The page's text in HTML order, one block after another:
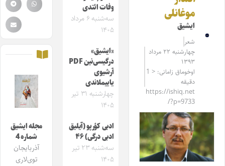
موغانلی
ایشیق
شعر
چهارشنبه ۲۲ مرداد
۱۳۹۳
اوخوماق زامانی: < 1
دقیقه
https://ishiq.net
/?p=9733
وفات ائتدی
سه‌شنبه ۶ مرداد
۱۴۰۵
«ایشیق»
درگیسی‌نین PDF
آرشیوی
یاییملاندی
چهارشنبه ۳۱ تیر
۱۴۰۵
ادبی کؤرپو (آیلیق
ادبی درگی) ۴۶
سه‌شنبه ۲۳ تیر
۱۴۰۵
مجله ایشیق
شماره 4
آذربایجان
توی‌لاری